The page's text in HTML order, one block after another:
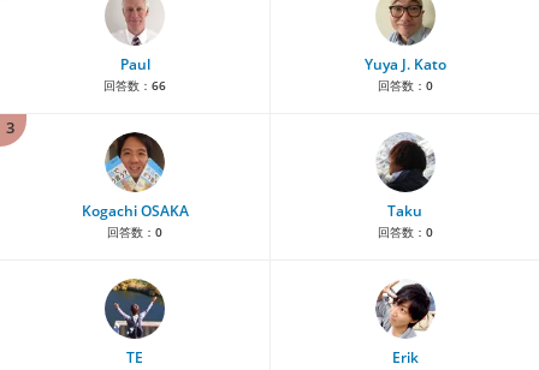
Paul
回答数： 66
Yuya J. Kato
回答数： 0
3
Kogachi OSAKA
回答数： 0
Taku
回答数： 0
TE Erik